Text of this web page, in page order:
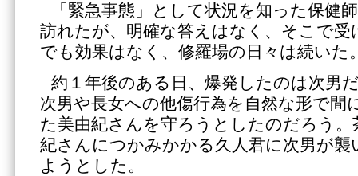
「緊急事態」として状況を知った保健
訪れたが、明確な答えはなく、そこで受
でも効果はなく、修羅場の日々は続いた
約１年後のある日、爆発したのは次男
次男や長女への他傷行為を自然な形で間
た美由紀さんを守ろうとしたのだろう。
紀さんにつかみかかる久人君に次男が
ようとした。